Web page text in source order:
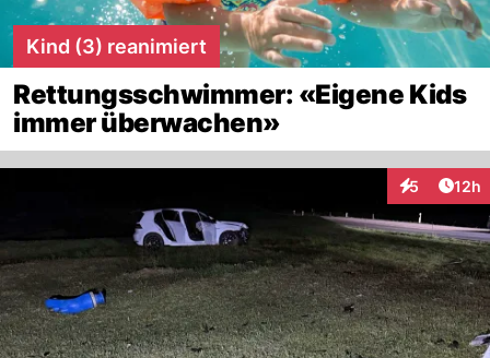
Kind (3) reanimiert
Rettungsschwimmer: «Eigene Kids
immer überwachen»
5
Interaktionen
12h